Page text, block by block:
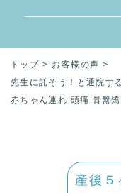
トップ
お客様の声
先生に託そう！と通院す
赤ちゃん連れ 頭痛 骨盤矯
産後５